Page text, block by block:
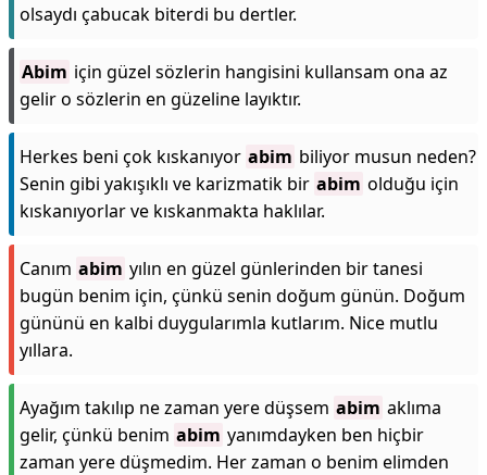
olsaydı çabucak biterdi bu dertler.
Abim için güzel sözlerin hangisini kullansam ona az
gelir o sözlerin en güzeline layıktır.
Herkes beni çok kıskanıyor abim biliyor musun neden?
Senin gibi yakışıklı ve karizmatik bir abim olduğu için
kıskanıyorlar ve kıskanmakta haklılar.
Canım abim yılın en güzel günlerinden bir tanesi
bugün benim için, çünkü senin doğum günün. Doğum
gününü en kalbi duygularımla kutlarım. Nice mutlu
yıllara.
Ayağım takılıp ne zaman yere düşsem abim aklıma
gelir, çünkü benim abim yanımdayken ben hiçbir
zaman yere düşmedim. Her zaman o benim elimden